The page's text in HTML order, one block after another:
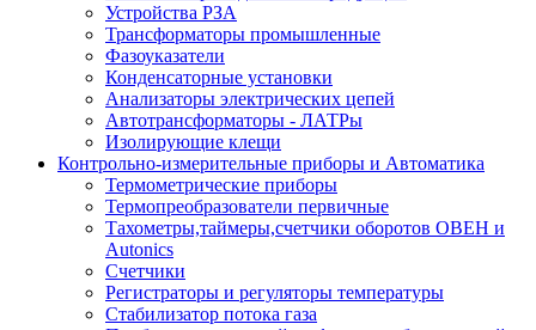
Устройства РЗА
Трансформаторы промышленные
Фазоуказатели
Конденсаторные установки
Анализаторы электрических цепей
Автотрансформаторы - ЛАТРы
Изолирующие клещи
Контрольно-измерительные приборы и Автоматика
Термометрические приборы
Термопреобразователи первичные
Тахометры,таймеры,счетчики оборотов ОВЕН и
Autonics
Счетчики
Регистраторы и регуляторы температуры
Стабилизатор потока газа